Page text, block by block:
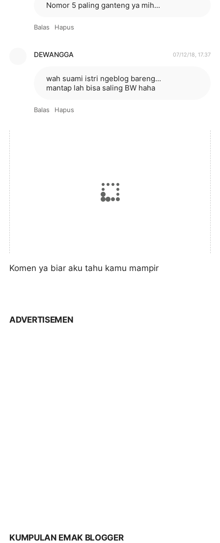
Nomor 5 paling ganteng ya mih...
Balas Hapus
DEWANGGA 07/12/18, 17.37
wah suami istri ngeblog bareng...
mantap lah bisa saling BW haha
Balas Hapus
Komen ya biar aku tahu kamu mampir
ADVERTISEMEN
KUMPULAN EMAK BLOGGER